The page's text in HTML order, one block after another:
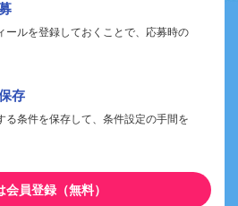
ールを登録しておくことで、応募時の
存
る条件を保存して、条件設定の手間を
会員登録（無料）